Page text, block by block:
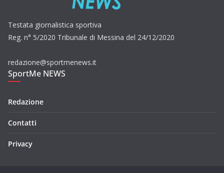
Testata giornalistica sportiva
Reg. n° 5/2020 Tribunale di Messina del 24/12/2020
redazione@sportmenews.it
SportMe NEWS
Redazione
Contatti
Privacy